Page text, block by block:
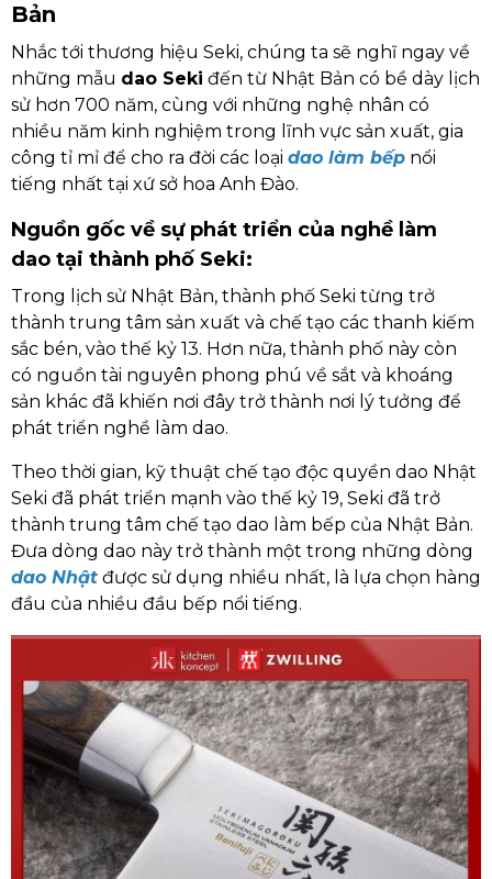
Bản
Nhắc tới thương hiệu Seki, chúng ta sẽ nghĩ ngay về
những mẫu dao Seki đến từ Nhật Bản có bề dày lịch
sử hơn 700 năm, cùng với những nghệ nhân có
nhiều năm kinh nghiệm trong lĩnh vực sản xuất, gia
công tỉ mỉ để cho ra đời các loại dao làm bếp nổi
tiếng nhất tại xứ sở hoa Anh Đào.
Nguồn gốc về sự phát triển của nghề làm
dao tại thành phố Seki:
Trong lịch sử Nhật Bản, thành phố Seki từng trở
thành trung tâm sản xuất và chế tạo các thanh kiếm
sắc bén, vào thế kỷ 13. Hơn nữa, thành phố này còn
có nguồn tài nguyên phong phú về sắt và khoáng
sản khác đã khiến nơi đây trở thành nơi lý tưởng để
phát triển nghề làm dao.
Theo thời gian, kỹ thuật chế tạo độc quyền dao Nhật
Seki đã phát triển mạnh vào thế kỷ 19, Seki đã trở
thành trung tâm chế tạo dao làm bếp của Nhật Bản.
Đưa dòng dao này trở thành một trong những dòng
dao Nhật được sử dụng nhiều nhất, là lựa chọn hàng
đầu của nhiều đầu bếp nổi tiếng.